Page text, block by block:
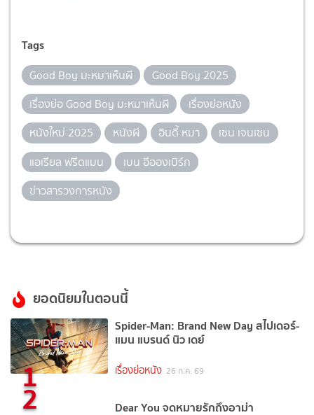
Tags
Good Boy มะหมาเห็นผี
Good Boy 2025
เรื่องย่อ Good Boy มะหมาเห็นผี
เรื่องย่อหนัง
หนังใหม่ 2025
หนังผี อินดี้ หมา
เชน เจนเซน
แอเรียล ฟรีดแมน
เบน อีอองเบิร์ก
ข่าวสารวงการหนัง
ยอดนิยมในตอนนี้
1
Spider-Man: Brand New Day สไปเดอร์-
แมน แบรนด์ นิว เดย์
เรื่องย่อหนัง 26 ก.ค. 69
2 Dear You จดหมายรักถึงอาม่า